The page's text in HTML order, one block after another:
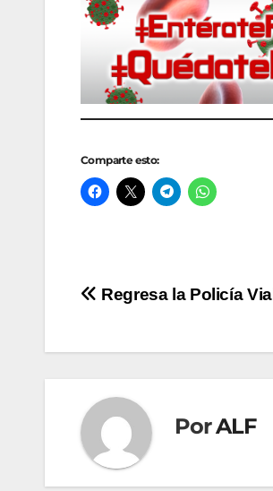
Comparte esto:
Navegación
Regresa la Policía Vial
PorALF